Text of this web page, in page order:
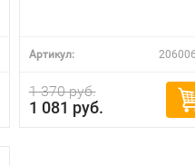
Артикул:
1 370 руб.
1 081 руб.